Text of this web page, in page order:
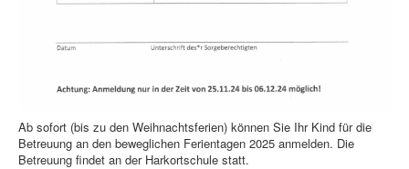
Ab sofort (bis zu den Weihnachtsferien) können Sie Ihr Kind für die
Betreuung an den beweglichen Ferientagen 2025 anmelden. Die
Betreuung findet an der Harkortschule statt.